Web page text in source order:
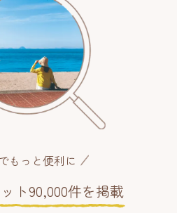
もっと便利に
ト90,000件を掲載